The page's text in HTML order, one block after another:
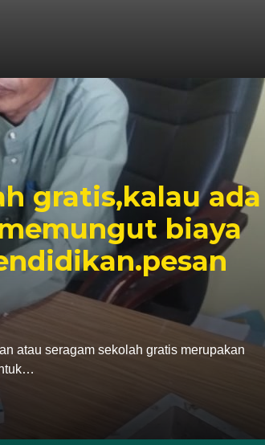
gratis,kalau ada
biaya
atau seragam sekolah gratis merupakan